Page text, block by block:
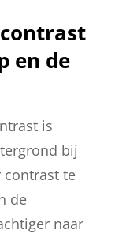
en de
is
bij
te
de
naar